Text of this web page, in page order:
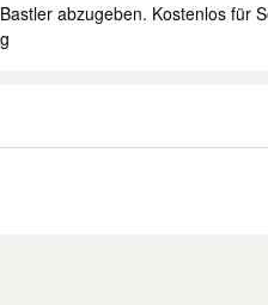
abzugeben. Kostenlos für